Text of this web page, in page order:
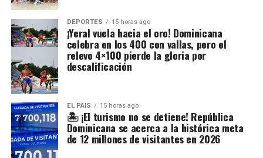
DEPORTES 15 horas ago
¡Yeral vuela hacia el oro! Dominicana
celebra en los 400 con vallas, pero el
relevo 4×100 pierde la gloria por
descalificación
EL PAIS 15 horas ago
🏝️ ¡El turismo no se detiene! República
Dominicana se acerca a la histórica meta
de 12 millones de visitantes en 2026